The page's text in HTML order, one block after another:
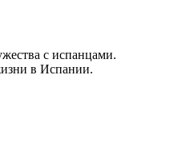
с испанцами.
в Испании.